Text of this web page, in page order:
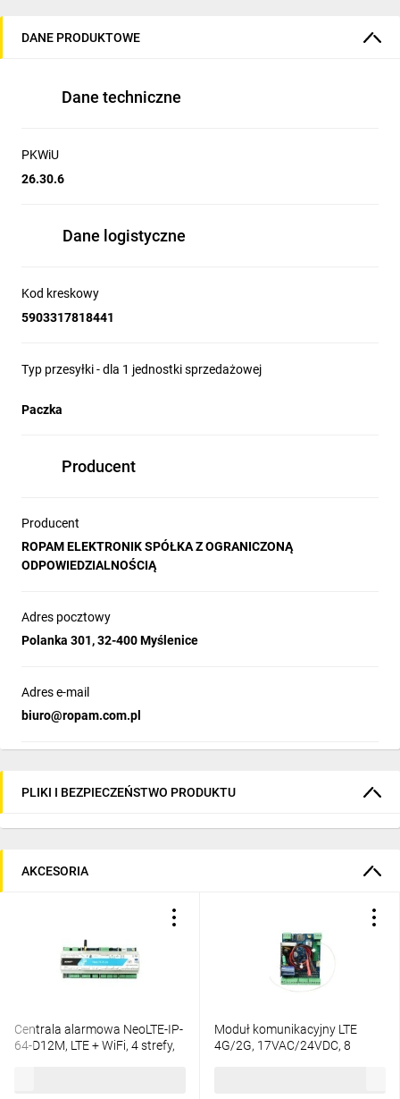
DANE PRODUKTOWE
Dane techniczne
PKWiU
26.30.6
Dane logistyczne
Kod kreskowy
5903317818441
Typ przesyłki - dla 1 jednostki sprzedażowej
Paczka
Producent
Producent
ROPAM ELEKTRONIK SPÓŁKA Z OGRANICZONĄ
ODPOWIEDZIALNOŚCIĄ
Adres pocztowy
Polanka 301, 32-400 Myślenice
Adres e-mail
biuro@ropam.com.pl
PLIKI I BEZPIECZEŃSTWO PRODUKTU
AKCESORIA
Centrala alarmowa NeoLTE-IP-
64-D12M, LTE + WiFi, 4 strefy,
Moduł komunikacyjny LTE
4G/2G, 17VAC/24VDC, 8